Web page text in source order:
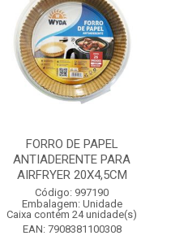
FORRO DE PAPEL
ANTIADERENTE PARA
AIRFRYER 20X4,5CM
Código: 997190
Embalagem: Unidade
Caixa contém 24 unidade(s)
EAN: 7908381100308